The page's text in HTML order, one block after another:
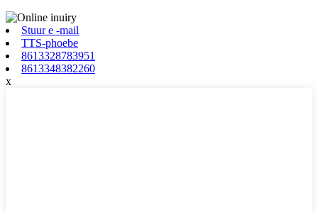
Stuur e -mail
TTS-phoebe
8613328783951
8613348382260
x